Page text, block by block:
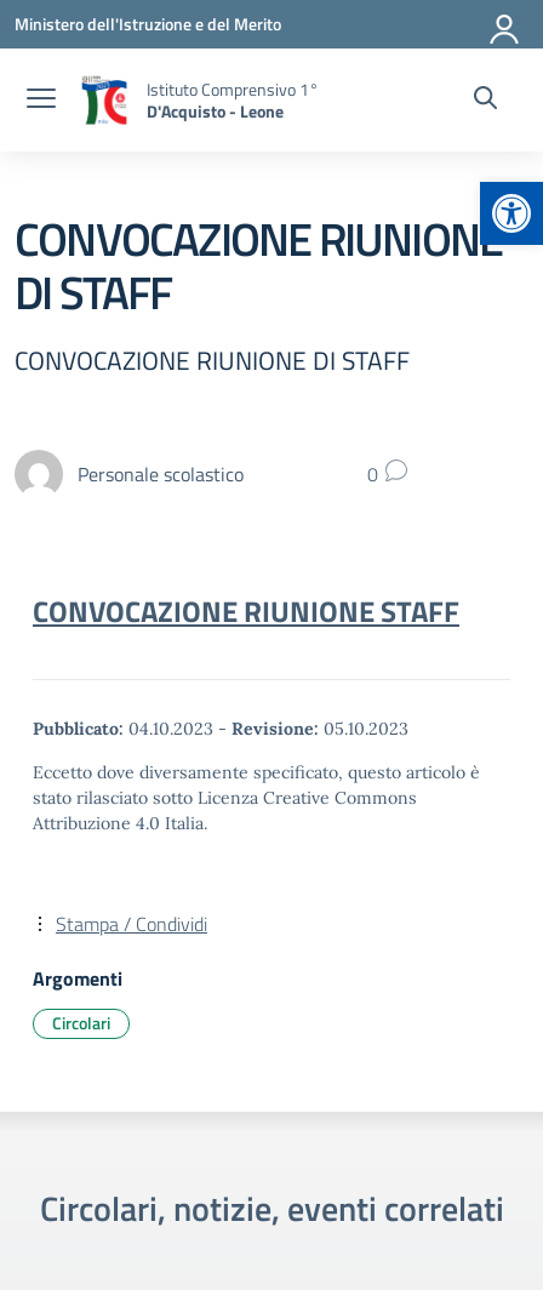
Vai ai contenuti
Vai al menu di navigazione
Vai al footer
Ministero dell'Istruzione e del Merito
Istituto Comprensivo 1°
D'Acquisto - Leone
CONVOCAZIONE RIUNIONE
DI STAFF
CONVOCAZIONE RIUNIONE DI STAFF
Personale scolastico 0
CONVOCAZIONE RIUNIONE STAFF
Pubblicato: 04.10.2023 - Revisione: 05.10.2023
Eccetto dove diversamente specificato, questo articolo è
stato rilasciato sotto Licenza Creative Commons
Attribuzione 4.0 Italia.
Stampa / Condividi
Argomenti
Circolari
Circolari, notizie, eventi correlati